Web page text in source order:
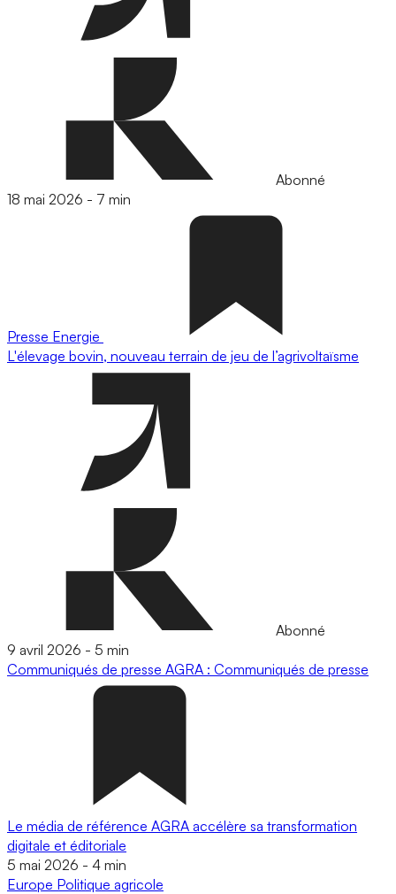
Abonné
18 mai 2026 - 7 min
Presse Energie
L'élevage bovin, nouveau terrain de jeu de l’agrivoltaïsme
Abonné
9 avril 2026 - 5 min
Communiqués de presse AGRA : Communiqués de presse
Le média de référence AGRA accélère sa transformation
digitale et éditoriale
5 mai 2026 - 4 min
Europe Politique agricole